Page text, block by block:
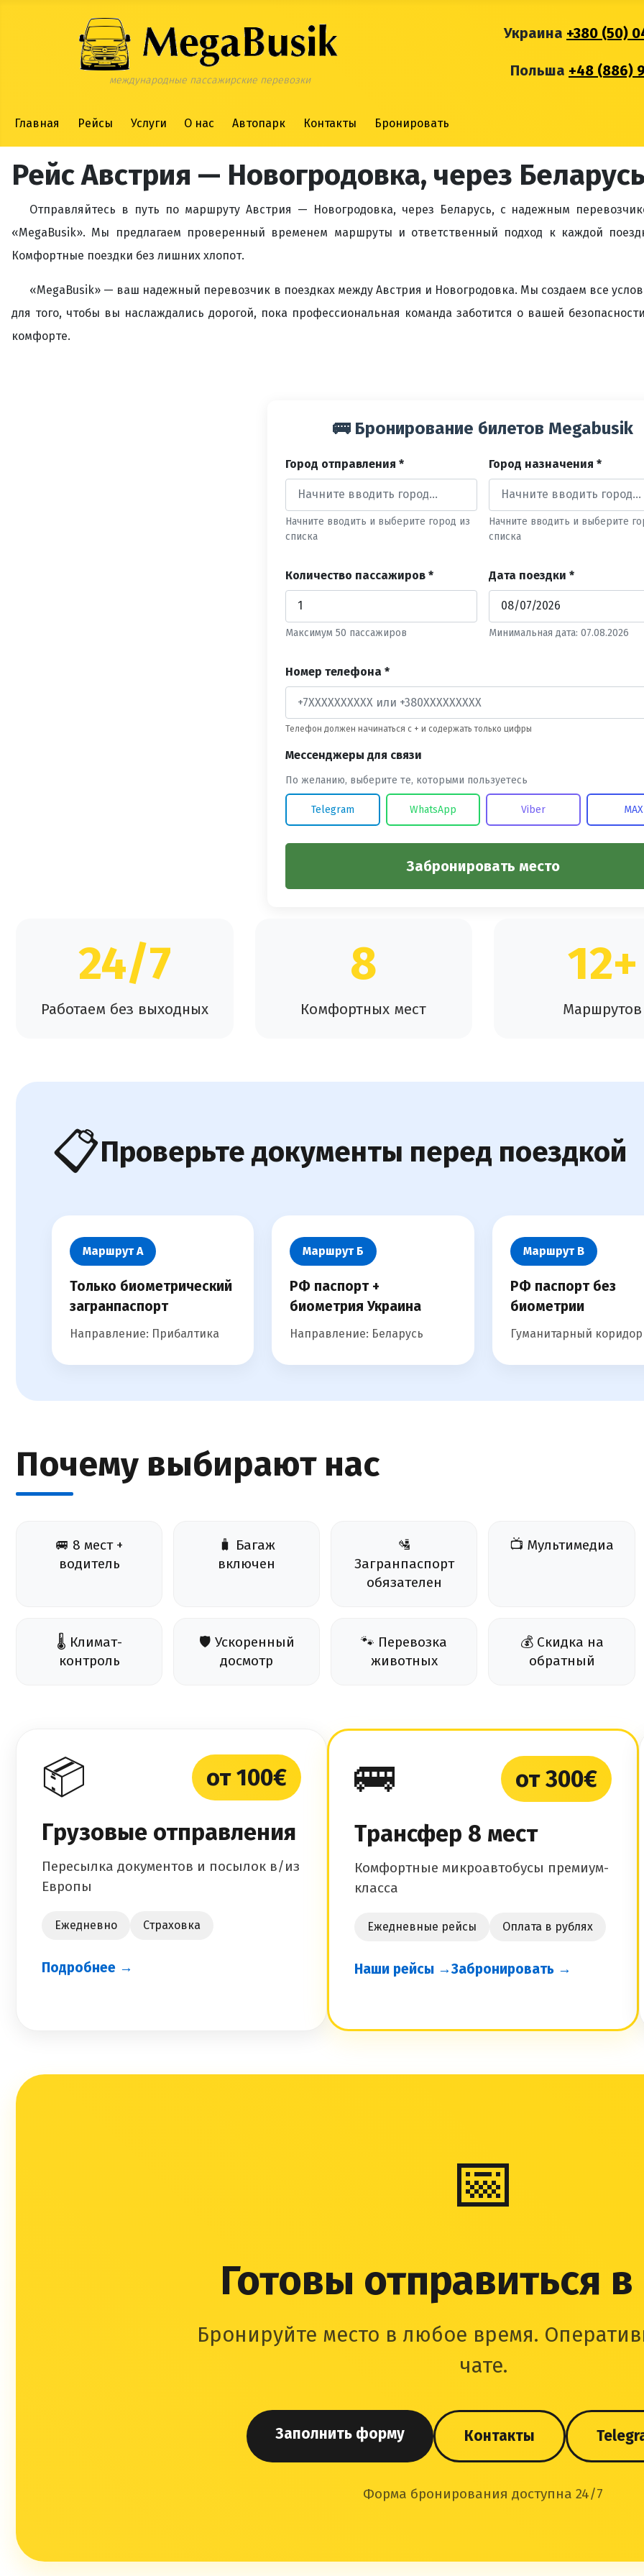
международные пассажирские перевозки
Украина +380 (50)
Польша +48 (886)
Главная Рейсы Услуги О нас Автопарк Контакты Бронировать
Рейс Австрия — Новогродовка, через
Отправляйтесь в путь по маршруту Австрия — Новогродовка, через Беларусь, с надежным
«MegaBusik». Мы предлагаем проверенный временем маршруты и ответственный подход к каждой
Комфортные поездки без лишних хлопот.
«MegaBusik» — ваш надежный перевозчик в поездках между Австрия и Новогродовка. Мы создаем все
для того, чтобы вы наслаждались дорогой, пока профессиональная команда заботится о вашей
комфорте.
🚌 Бронирование билетов Megabusik
Город отправления *
Начните вводить и выберите город из
списка
Город назначения *
Начните вводить и выберите
списка
Количество пассажиров *
Максимум 50 пассажиров
Дата поездки *
Минимальная дата: 07.08.2026
Номер телефона *
Телефон должен начинаться с + и содержать только цифры
Мессенджеры для связи
По желанию, выберите те, которыми пользуетесь
Telegram WhatsApp Viber MAX
Забронировать место
24/7
Работаем без выходных
8
Комфортных мест
12+
Маршрутов
📋Проверьте документы перед поездкой
Маршрут А
Только биометрический
загранпаспорт
Направление: Прибалтика
Маршрут Б
РФ паспорт +
биометрия Украина
Направление: Беларусь
Маршрут В
РФ паспорт без
биометрии
Гуманитарный коридор
Почему выбирают нас
🚐 8 мест +
водитель
🧳 Багаж
включен
🛂
Загранпаспорт
обязателен
📺 Мультимедиа
🌡️ Климат-
контроль
🛡️ Ускоренный
досмотр
🐾 Перевозка
животных
💰 Скидка на
обратный
📦
от 100€
Грузовые отправления
Пересылка документов и посылок в/из
Европы
Ежедневно Страховка
Подробнее →
🚌
от 300€
Трансфер 8 мест
Комфортные микроавтобусы премиум-
класса
Ежедневные рейсы Оплата в рублях
Наши рейсы →Забронировать →
📅
Готовы отправиться в
Бронируйте место в любое время.
чате.
Заполнить форму Контакты
Форма бронирования доступна 24/7